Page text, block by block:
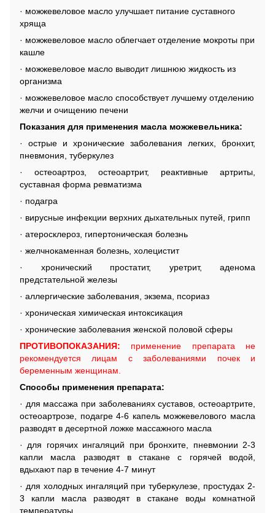
· можжевеловое масло улучшает питание суставного
хряща
· можжевеловое масло облегчает отделение мокроты при
кашле
· можжевеловое масло выводит лишнюю жидкость из
организма
· можжевеловое масло способствует лучшему отделению
желчи и очищению печени
Показания для применения масла можжевельника:
· острые и хронические заболевания легких, бронхит,
пневмония, туберкулез
· остеоартроз, остеоартрит, реактивные артриты,
суставная форма ревматизма
· подагра
· вирусные инфекции верхних дыхательных путей, грипп
· атеросклероз, гипертоническая болезнь
· желчнокаменная болезнь, холецистит
· хронический простатит, уретрит, аденома
предстательной железы
· аллергические заболевания, экзема, псориаз
· хроническая химическая интоксикация
· хронические заболевания женской половой сферы
ПРОТИВОПОКАЗАНИЯ: применение препарата не
рекомендуется лицам с заболеваниями почек и
беременным женщинам.
Способы применения препарата:
· для массажа при заболеваниях суставов, остеоартрите,
остеоартрозе, подагре 4-6 капель можжевелового масла
разводят в десертной ложке массажного масла
· для горячих ингаляций при бронхите, пневмонии 2-3
капли масла разводят в стакане с горячей водой,
вдыхают пар в течение 4-7 минут
· для холодных ингаляций при туберкулезе, простудах 2-
3 капли масла разводят в стакане воды комнатной
температуры